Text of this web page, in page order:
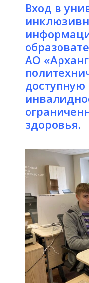
Вход в
АО
доступную
здоровья.